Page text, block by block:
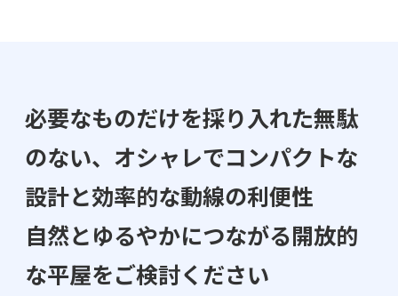
必要なものだけを採り入れた無駄
のない、​ オシャレでコンパクトな
設計と効率的な動線の利便性​​
自然とゆるやかにつながる開放的
な平屋をご検討ください